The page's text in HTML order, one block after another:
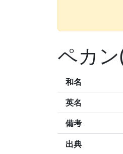
ペカ
和名
英名
備考
出典